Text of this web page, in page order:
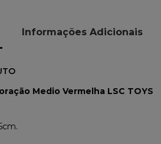
Informações Adicionais
Medio Vermelha LSC TOYS